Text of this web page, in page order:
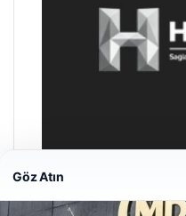
Göz Atın